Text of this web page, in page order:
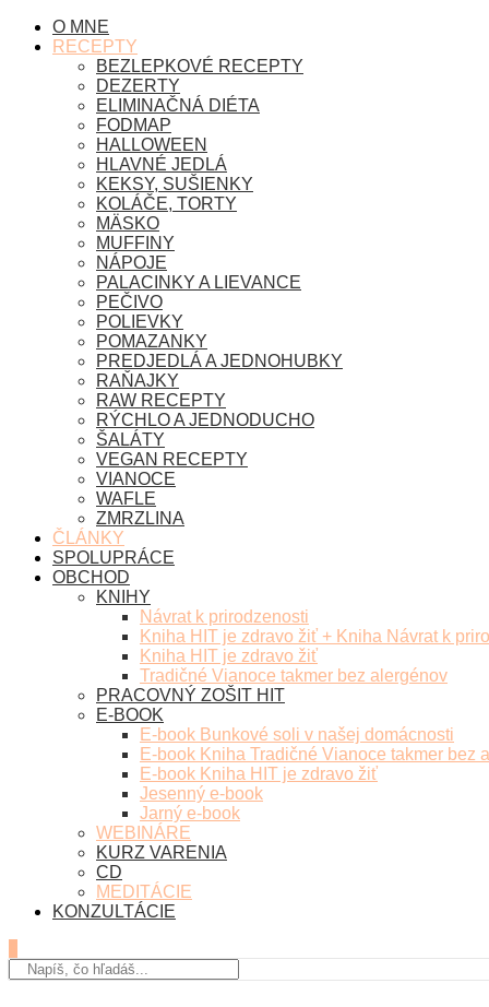
O MNE
RECEPTY
BEZLEPKOVÉ RECEPTY
DEZERTY
ELIMINAČNÁ DIÉTA
FODMAP
HALLOWEEN
HLAVNÉ JEDLÁ
KEKSY, SUŠIENKY
KOLÁČE, TORTY
MÄSKO
MUFFINY
NÁPOJE
PALACINKY A LIEVANCE
PEČIVO
POLIEVKY
POMAZANKY
PREDJEDLÁ A JEDNOHUBKY
RAŇAJKY
RAW RECEPTY
RÝCHLO A JEDNODUCHO
ŠALÁTY
VEGAN RECEPTY
VIANOCE
WAFLE
ZMRZLINA
ČLÁNKY
SPOLUPRÁCE
OBCHOD
KNIHY
Návrat k prirodzenosti
Kniha HIT je zdravo žiť + Kniha Návrat k
Kniha HIT je zdravo žiť
Tradičné Vianoce takmer bez alergénov
PRACOVNÝ ZOŠIT HIT
E-BOOK
E-book Bunkové soli v našej domácnosti
E-book Kniha Tradičné Vianoce takmer bez
E-book Kniha HIT je zdravo žiť
Jesenný e-book
Jarný e-book
WEBINÁRE
KURZ VARENIA
CD
MEDITÁCIE
KONZULTÁCIE